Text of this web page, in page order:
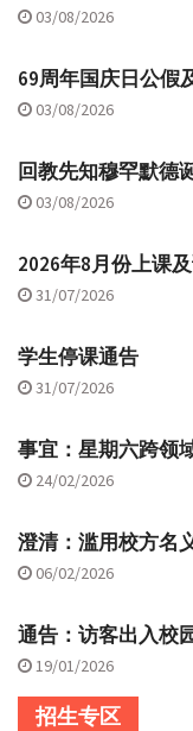
03/08/2026
69周年国庆日公假
03/08/2026
回教先知穆罕默德
03/08/2026
2026年8月份上课
31/07/2026
学生停课通告
31/07/2026
事宜：星期六跨领
24/02/2026
澄清：滥用校方名
06/02/2026
通告：访客出入校
19/01/2026
招生专区